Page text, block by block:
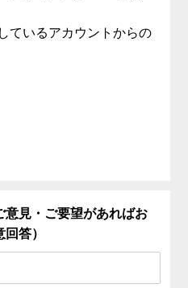
ているアカウントからの
意見・ご要望があればお
答）